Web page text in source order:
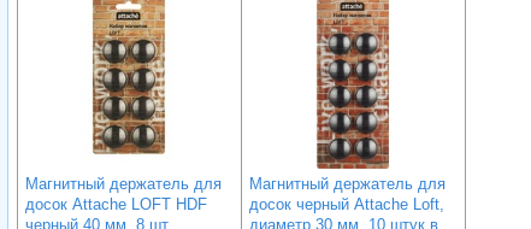
Магнитный держатель для
досок Attache LOFT HDF
черный 40 мм, 8 шт.
Магнитный держатель для
досок черный Attache Loft,
диаметр 30 мм, 10 штук в